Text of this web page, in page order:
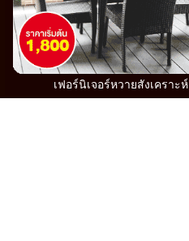
เฟอร์นิเจอร์หวายสังเคราะห์